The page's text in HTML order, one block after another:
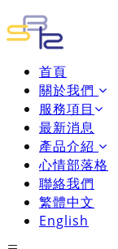
首頁
關於我們
服務項目
最新消息
產品介紹
心情部落格
聯絡我們
繁體中文
English